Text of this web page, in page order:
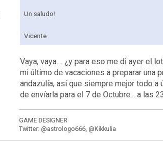
Un saludo!
Vicente
Vaya, vaya.... ¿y para eso me di ayer el
mi último de vacaciones a preparar una
andazulía, así que siempre mejor todo a
de envíarla para el 7 de Octubre... a las
GAME DESIGNER
Twitter: @astrologo666, @Kikkulia